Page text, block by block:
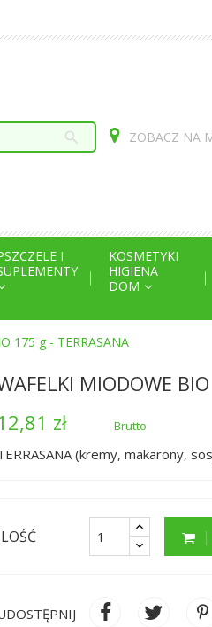
search ZOBACZ NA
I
KOSMETYKI
HIGIENA
DOM
175 g - TERRASANA
MIODOWE
zł
Brutto
(kremy, makarony,